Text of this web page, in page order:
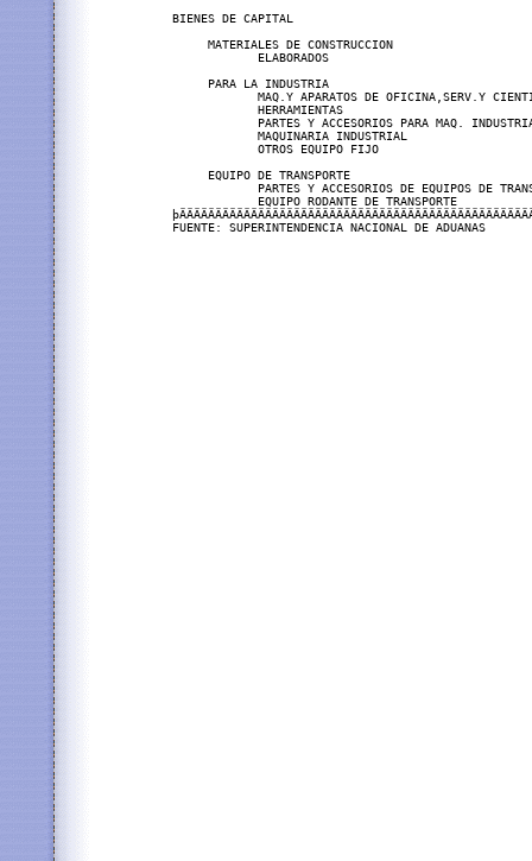
BIENES DE CAPITAL
MATERIALES DE CONSTRUCCION
ELABORADOS
PARA LA INDUSTRIA
MAQ.Y APARATOS DE OFICINA,SERV.Y
HERRAMIENTAS
PARTES Y ACCESORIOS PARA MAQ.
MAQUINARIA INDUSTRIAL
OTROS EQUIPO FIJO
EQUIPO DE TRANSPORTE
PARTES Y ACCESORIOS DE EQUIPOS DE
EQUIPO RODANTE DE TRANSPORTE
FUENTE: